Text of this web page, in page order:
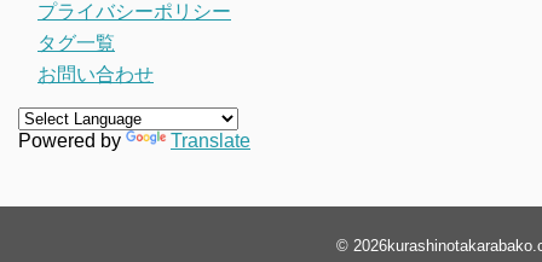
プライバシーポリシー
タグ一覧
お問い合わせ
Powered by Translate
© 2026